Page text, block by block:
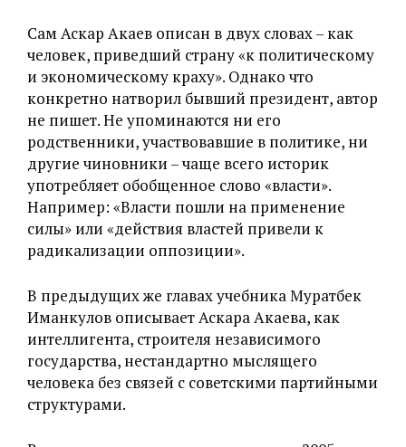
Сам Аскар Акаев описан в двух словах – как
человек, приведший страну «к политическому
и экономическому краху». Однако что
конкретно натворил бывший президент, автор
не пишет. Не упоминаются ни его
родственники, участвовавшие в политике, ни
другие чиновники – чаще всего историк
употребляет обобщенное слово «власти‎».
Например: «‎Власти пошли на применение
силы» или «‎действия властей привели к
радикализации оппозиции».
В предыдущих же главах учебника Муратбек
Иманкулов описывает Аскара Акаева, как
интеллигента, строителя независимого
государства, нестандартно мыслящего
человека без связей с советскими партийными
структурами.